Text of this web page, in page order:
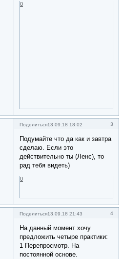
0
Поделиться 3
13.09.18 18:02
Подумайте что да как и завтра
сделаю. Если это
действительно ты (Ленс), то
рад тебя видеть)
0
Поделиться 4
13.09.18 21:43
На данный момент хочу
предложить четыре практики:
1 Перепросмотр. На
постоянной основе.